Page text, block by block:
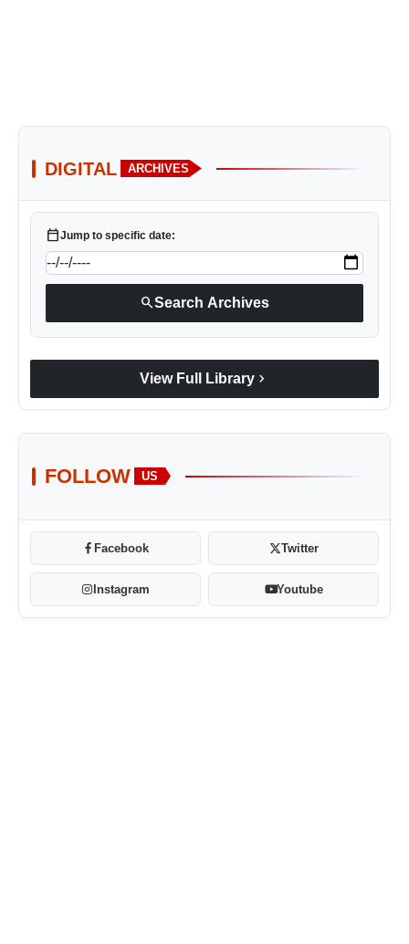
DIGITAL ARCHIVES
calendar_todayJump to specific date:
searchSearch Archives
View Full Library chevron_right
FOLLOW US
Facebook Twitter
Instagram Youtube